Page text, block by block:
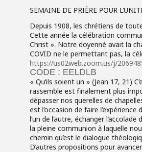
SEMAINE DE PRIÈRE POUR
Depuis 1908, les chrétiens de
Cette année la célébration
Christ ». Notre doyenné avait la
COVID ne le permettant pas, la
https://us02web.zoom.us/j/
CODE : EELDLB
« Qu’ils soient un » (Jean 17, 21)
rassemble est finalement plus
dépasser nos querelles de
est l’occasion de faire
l’un de l’autre, échanger
la pleine communion à laquelle
chemin qu’est le dialogue
D’autres propositions pour